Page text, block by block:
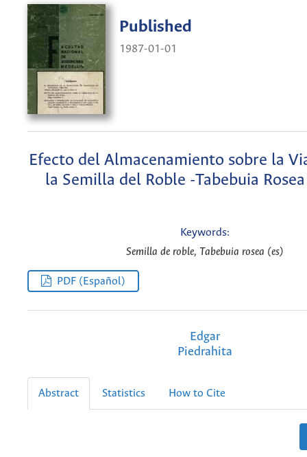
Published
1987-01-01
Efecto del Almacenamiento sobre la
la Semilla del Roble -Tabebuia
Keywords:
Semilla de roble, Tabebuia rosea (es)
PDF (Español)
Edgar
Piedrahita
Abstract Statistics How to Cite